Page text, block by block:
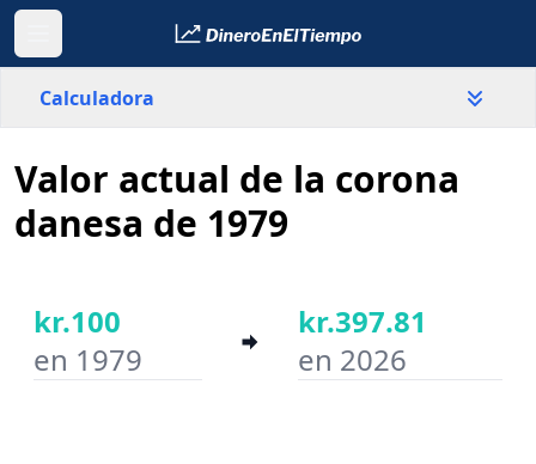
Calculadora
País
Año inicial
Valor actual de la corona
danesa de 1979
kr.100
en 1979
kr.397.81
en 2026